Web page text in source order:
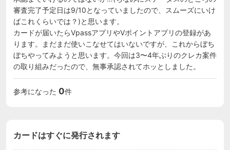
審査完了予定日は9/10となっていましたので、スムーズにいけ
ばこれくらいでは？)と思います。
カードが届いたらVpassアプリやVポイントアプリの登録があ
ります。まだまだ使いこなせてはいないですが、これからぼち
ぼちやってみようと思います。今回は3〜4年ぶりのクレカ案件
の取り組みだったので、無事承認されてホッとしました。
参考になった 0件
カードはすぐに発行されます